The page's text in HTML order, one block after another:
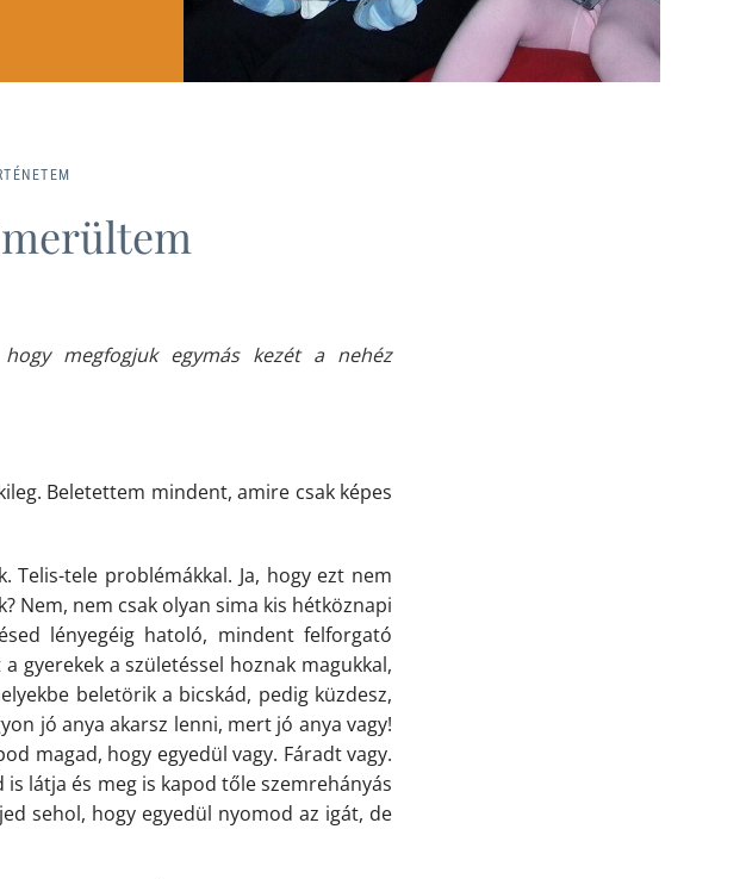
megfogjuk egymás kezét a nehéz
Beletettem mindent, amire csak képes
Telis-tele problémákkal. Ja, hogy ezt nem
Nem, nem csak olyan sima kis hétköznapi
lényegéig hatoló, mindent felforgató
gyerekek a születéssel hoznak magukkal,
beletörik a bicskád, pedig küzdesz,
jó anya akarsz lenni, mert jó anya vagy!
magad, hogy egyedül vagy. Fáradt vagy.
látja és meg is kapod tőle szemrehányás
sehol, hogy egyedül nyomod az igát, de